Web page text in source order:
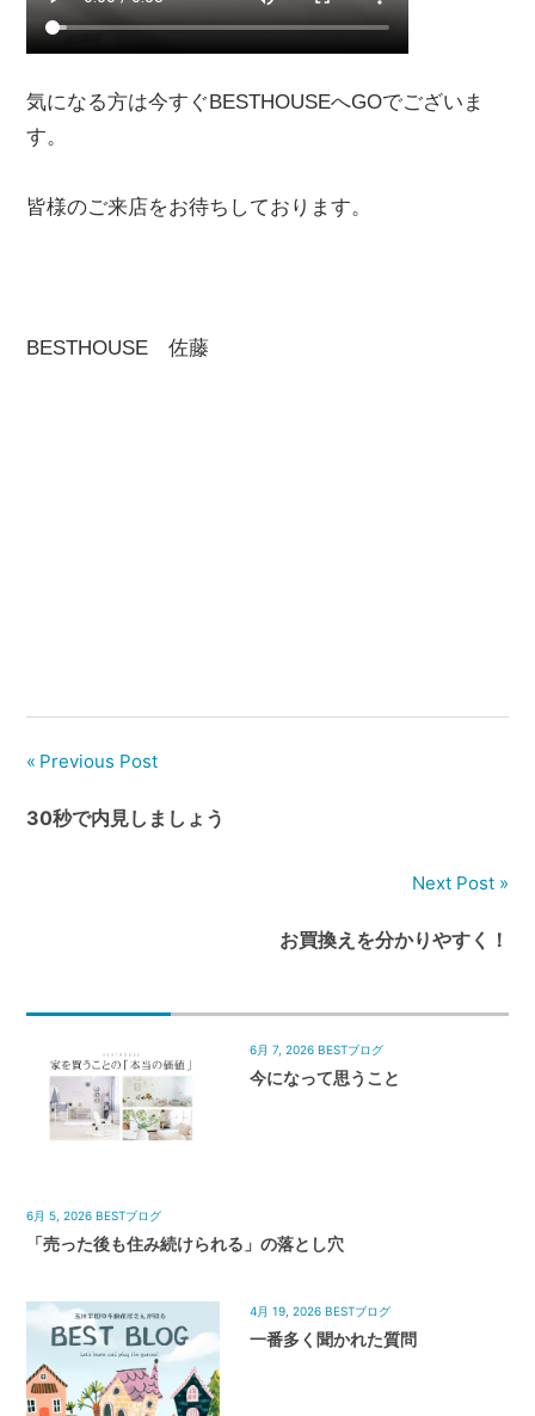
気になる方は今すぐBESTHOUSEへGOでございま
す。
皆様のご来店をお待ちしております。
BESTHOUSE 佐藤
Previous Post
30秒で内見しましょう
Next Post
お買換えを分かりやすく！
6月 7, 2026 BESTブログ
今になって思うこと
6月 5, 2026 BESTブログ
「売った後も住み続けられる」の落とし穴
4月 19, 2026 BESTブログ
一番多く聞かれた質問